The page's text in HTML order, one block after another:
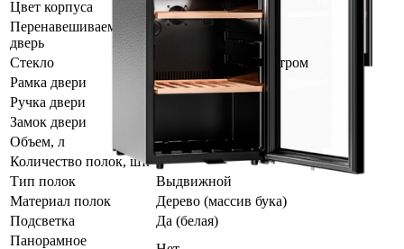
Цвет корпуса
Черный
Перенавешиваемая
дверь
Нет
Стекло
Двойное с УФ-фильтром
Рамка двери
Черная
Ручка двери
Замок двери
Объем, л
198
Количество полок, шт. 4
Тип полок
Выдвижной
Материал полок
Дерево (массив бука)
Подсветка
Да (белая)
Панорамное